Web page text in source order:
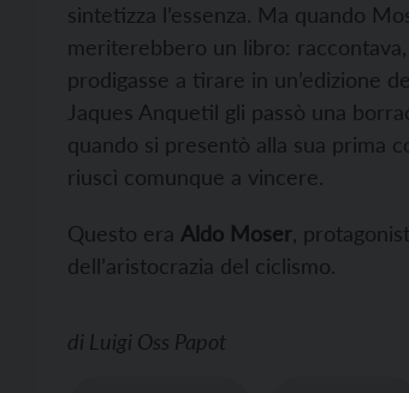
sintetizza l’essenza. Ma quando
meriterebbero un libro:
prodigasse a tirare in un’edizione
Jaques Anquetil gli passò una
quando si presentò alla sua prima
riuscì comunque a vincere.
Questo era Aldo Moser,
dell’aristocrazia del ciclismo.
di Luigi Oss Papot